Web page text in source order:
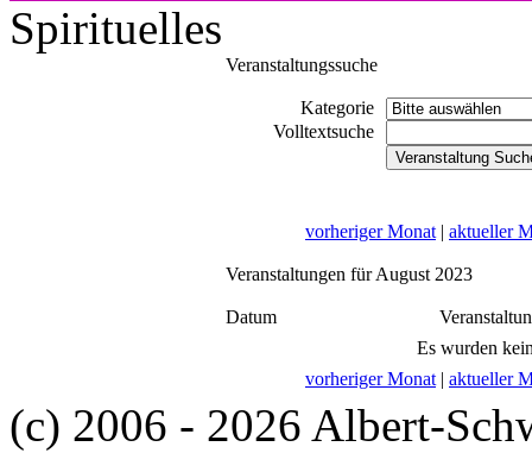
Spirituelles
Veranstaltungssuche
Kategorie
Volltextsuche
vorheriger Monat | aktueller
Veranstaltungen für August 2023
Datum
Es wurden
vorheriger Monat | aktueller
(c) 2006 - 2026 Albert-